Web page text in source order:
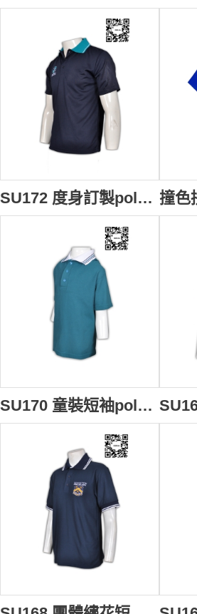
SU172 度身訂製polo衫 團體繡花polo衫設計 校服款式polo衫 polo衫配搭配 polo衫網站
SU170 童裝短袖polo恤 在線訂購 兒童polo訂做 校服款式polo恤 團體運動polo恤 polo恤生產商